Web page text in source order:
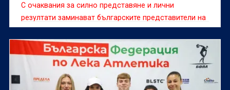
С очаквания за силно представяне и лични
резултати заминават българските представители на
европейското първенство по лека атлетика, което
ще се проведе в Бирмингам от 10 до 16 август.